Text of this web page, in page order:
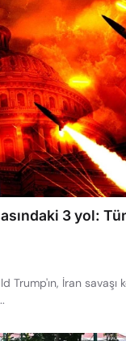
3 yol:
Trump'ın, İran